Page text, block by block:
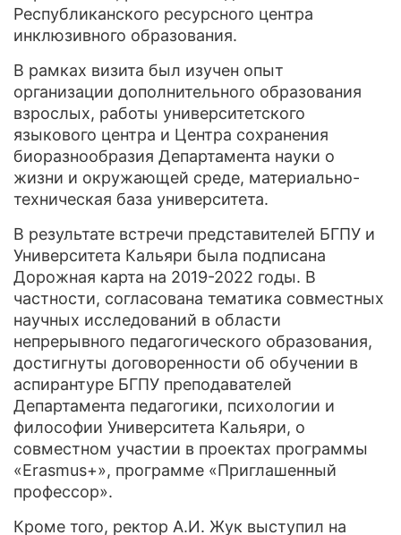
Республиканского ресурсного центра
инклюзивного образования.
В рамках визита был изучен опыт
организации дополнительного образования
взрослых, работы университетского
языкового центра и Центра сохранения
биоразнообразия Департамента науки о
жизни и окружающей среде, материально-
техническая база университета.
В результате встречи представителей БГПУ и
Университета Кальяри была подписана
Дорожная карта на 2019-2022 годы. В
частности, согласована тематика совместных
научных исследований в области
непрерывного педагогического образования,
достигнуты договоренности об обучении в
аспирантуре БГПУ преподавателей
Департамента педагогики, психологии и
философии Университета Кальяри, о
совместном участии в проектах программы
«Erasmus+», программе «Приглашенный
профессор».
Кроме того, ректор А.И. Жук выступил на